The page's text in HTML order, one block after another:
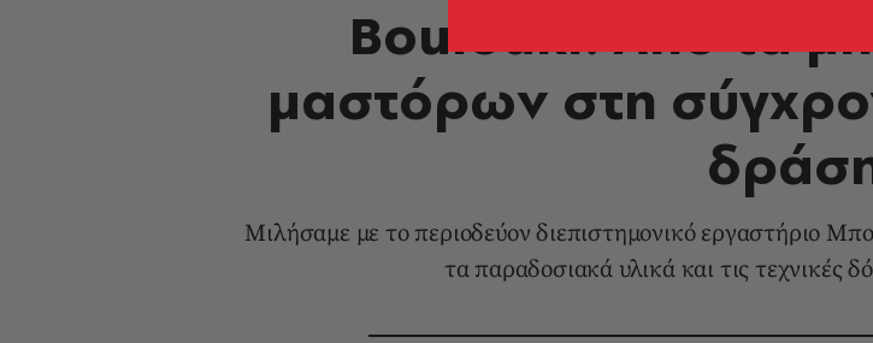
Boulouki: Από τα
μαστόρων στη
Μιλήσαμε με το περιοδεύον διεπιστημονικό εργαστήριο
τα παραδοσιακά υλικά και τις τεχνικές